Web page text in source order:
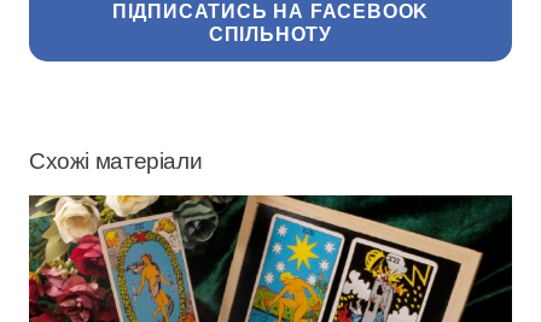
ПІДПИСАТИСЬ НА FACEBOOK
СПІЛЬНОТУ
Схожі матеріали